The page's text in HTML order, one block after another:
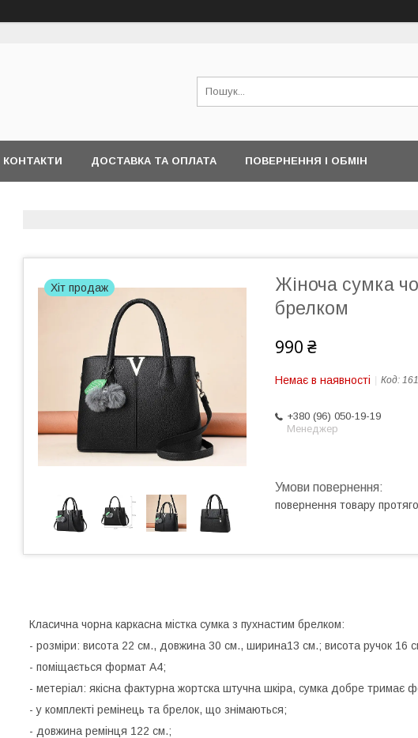
КОНТАКТИ ДОСТАВКА ТА ОПЛАТА ПОВЕРНЕННЯ І ОБМІН
Хіт продаж
Жіноча сумка
брелком
990 ₴
Немає в наявності Код:
+380 (96) 050-19-19
Менеджер
повернення товару
Класична чорна каркасна містка сумка з пухнастим брелком:
- розміри: висота 22 см., довжина 30 см., ширина13 см.; висота ручок 16
- поміщається формат А4;
- метеріал: якісна фактурна жортска штучна шкіра, сумка добре тримає
- у комплекті ремінець та брелок, що знімаються;
- довжина ремінця 122 см.;